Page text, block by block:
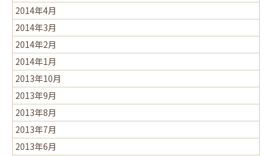
2014年4月
2014年3月
2014年2月
2014年1月
2013年10月
2013年9月
2013年8月
2013年7月
2013年6月